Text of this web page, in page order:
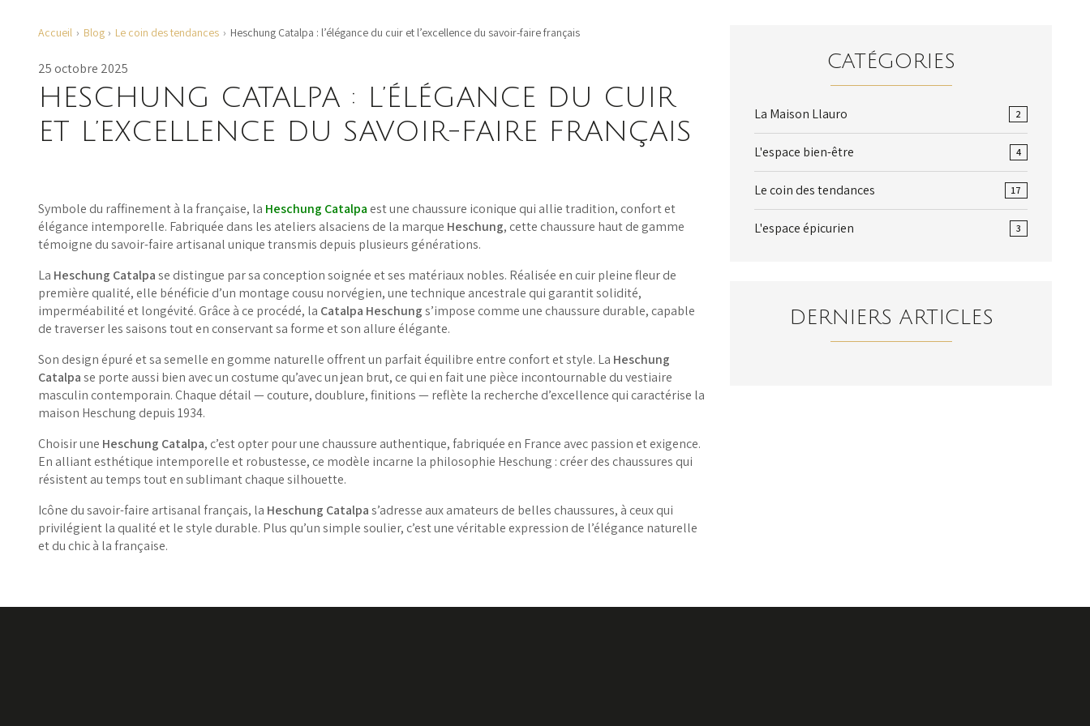
Accueil Blog Le coin des tendances Heschung Catalpa : l’élégance du cuir et l’excellence du savoir-faire français
25 octobre 2025
HESCHUNG CATALPA : L’ÉLÉGANCE DU CUIR
ET L’EXCELLENCE DU SAVOIR-FAIRE FRANÇAIS
Symbole du raffinement à la française, la Heschung Catalpa est une chaussure iconique qui allie tradition, confort et
élégance intemporelle. Fabriquée dans les ateliers alsaciens de la marque Heschung, cette chaussure haut de gamme
témoigne du savoir-faire artisanal unique transmis depuis plusieurs générations.
La Heschung Catalpase distingue par sa conception soignée et ses matériaux nobles. Réalisée en cuir pleine fleur de
première qualité, elle bénéficie d’un montage cousu norvégien, une technique ancestrale qui garantit solidité,
imperméabilité et longévité. Grâce à ce procédé, la Catalpa Heschungs’impose comme une chaussure durable, capable
de traverser les saisons tout en conservant sa forme et son allure élégante.
Son design épuré et sa semelle en gomme naturelle offrent un parfait équilibre entre confort et style. La Heschung
Catalpase porte aussi bien avec un costume qu’avec un jean brut, ce qui en fait une pièce incontournable du vestiaire
masculin contemporain. Chaque détail — couture, doublure, finitions — reflète la recherche d’excellence qui caractérise la
maison Heschung depuis 1934.
Choisir une Heschung Catalpa, c’est opter pour une chaussure authentique, fabriquée en France avec passion et exigence.
En alliant esthétique intemporelle et robustesse, ce modèle incarne la philosophie Heschung : créer des chaussures qui
résistent au temps tout en sublimant chaque silhouette.
Icône du savoir-faire artisanal français, la Heschung Catalpas’adresse aux amateurs de belles chaussures, à ceux qui
privilégient la qualité et le style durable. Plus qu’un simple soulier, c’est une véritable expression de l’élégance naturelle
et du chic à la française.
CATÉGORIES
La Maison Llauro 2
L'espace bien-être 4
Le coin des tendances 17
L'espace épicurien 3
DERNIERS ARTICLES